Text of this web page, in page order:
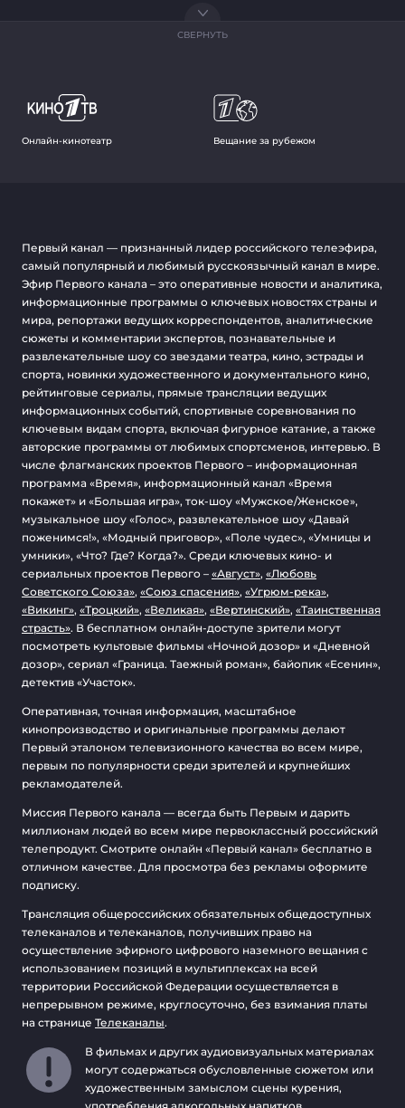
СВЕРНУТЬ
Онлайн-кинотеатр Вещание за рубежом
Первый канал — признанный лидер российского телеэфира,
самый популярный и любимый русскоязычный канал в мире.
Эфир Первого канала – это оперативные новости и аналитика,
информационные программы о ключевых новостях страны и
мира, репортажи ведущих корреспондентов, аналитические
сюжеты и комментарии экспертов, познавательные и
развлекательные шоу со звездами театра, кино, эстрады и
спорта, новинки художественного и документального кино,
рейтинговые сериалы, прямые трансляции ведущих
информационных событий, спортивные соревнования по
ключевым видам спорта, включая фигурное катание, а также
авторские программы от любимых спортсменов, интервью. В
числе флагманских проектов Первого – информационная
программа «Время», информационный канал «Время
покажет» и «Большая игра», ток-шоу «Мужское/Женское»,
музыкальное шоу «Голос», развлекательное шоу «Давай
поженимся!», «Модный приговор», «Поле чудес», «Умницы и
умники», «Что? Где? Когда?». Среди ключевых кино- и
сериальных проектов Первого – «Август», «Любовь
Советского Союза», «Союз спасения», «Угрюм-река»,
«Викинг», «Троцкий», «Великая», «Вертинский», «Таинственная
страсть». В бесплатном онлайн-доступе зрители могут
посмотреть культовые фильмы «Ночной дозор» и «Дневной
дозор», сериал «Граница. Таежный роман», байопик «Есенин»,
детектив «Участок».
Оперативная, точная информация, масштабное
кинопроизводство и оригинальные программы делают
Первый эталоном телевизионного качества во всем мире,
первым по популярности среди зрителей и крупнейших
рекламодателей.
Миссия Первого канала — всегда быть Первым и дарить
миллионам людей во всем мире первоклассный российский
телепродукт. Смотрите онлайн «Первый канал» бесплатно в
отличном качестве. Для просмотра без рекламы оформите
подписку.
Трансляция общероссийских обязательных общедоступных
телеканалов и телеканалов, получивших право на
осуществление эфирного цифрового наземного вещания с
использованием позиций в мультиплексах на всей
территории Российской Федерации осуществляется в
непрерывном режиме, круглосуточно, без взимания платы
на странице Телеканалы.
В фильмах и других аудиовизуальных материалах
могут содержаться обусловленные сюжетом или
художественным замыслом сцены курения,